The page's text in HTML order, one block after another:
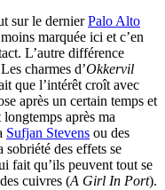
sur le dernierPalo Alto
marquée ici et c’en
L’autre différence
charmes d’Okkervil
que l’intérêt croît avec
après un certain temps et
après ma
Sufjan Stevens ou des
sobriété des effets se
fait qu’ils peuvent tout se
cuivres (A Girl In Port).